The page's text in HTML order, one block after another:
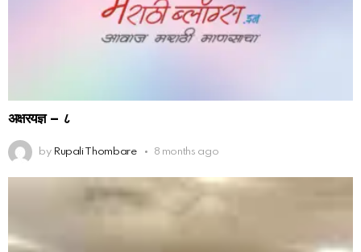
अक्षरयज्ञ – ८
by Rupali Thombare 8 months ago